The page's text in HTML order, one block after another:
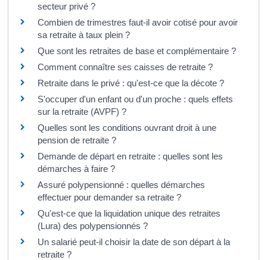
secteur privé ?
Combien de trimestres faut-il avoir cotisé pour avoir
sa retraite à taux plein ?
Que sont les retraites de base et complémentaire ?
Comment connaître ses caisses de retraite ?
Retraite dans le privé : qu'est-ce que la décote ?
S'occuper d'un enfant ou d'un proche : quels effets
sur la retraite (AVPF) ?
Quelles sont les conditions ouvrant droit à une
pension de retraite ?
Demande de départ en retraite : quelles sont les
démarches à faire ?
Assuré polypensionné : quelles démarches
effectuer pour demander sa retraite ?
Qu'est-ce que la liquidation unique des retraites
(Lura) des polypensionnés ?
Un salarié peut-il choisir la date de son départ à la
retraite ?